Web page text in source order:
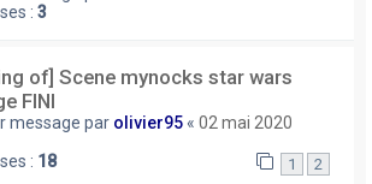
: 3
of] Scene mynocks star wars
FINI
message par olivier95 « 02 mai 2020
: 18 1 2